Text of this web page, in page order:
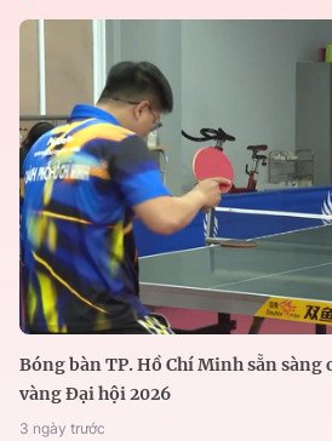
Bóng bàn TP. Hồ Chí Minh sẵn
vàng Đại hội 2026
3 ngày trước